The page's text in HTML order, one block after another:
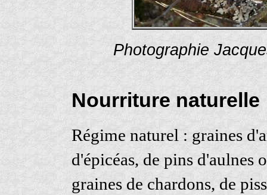
Photographie
Nourriture naturelle
Régime naturel : graines
d'épicéas, de pins d'aulnes
graines de chardons, de